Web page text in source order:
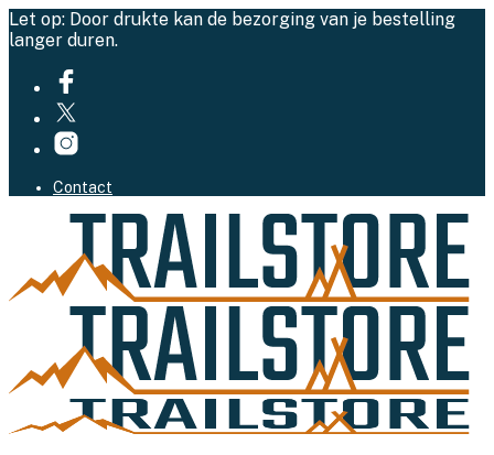
Let op: Door drukte kan de bezorging van je bestelling
langer duren.
Contact